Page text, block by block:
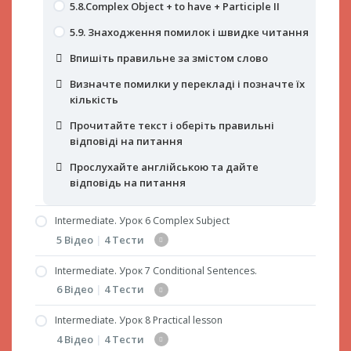
5.8.Complex Object + to have + Participle ІІ
5.9. Знаходження помилок і швидке читання
Впишіть правильне за змістом слово
Визначте помилки у перекладі і позначте їх
кількість
Прочитайте текст і оберіть правильні
відповіді на питання
Прослухайте англійською та дайте
відповідь на питання
Intermediate. Урок 6 Complex Subject
5 Відео | 4 Тести
6.1.Complex Subject
6.2. Вживання Complex Subject з дієсловами,
що виражають прохання, наказ,
ствердження, сприйняття
Intermediate. Урок 7 Conditional Sentences.
6 Відео | 4 Тести
7.1. Conditional Sentences. Умовні речення 1-
го типу
Intermediate. Урок 8 Practical lesson
4 Відео | 4 Тести